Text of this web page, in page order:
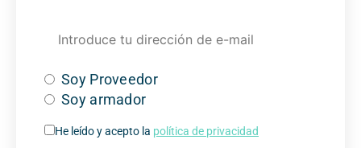
Soy Proveedor
Soy armador
He leído y acepto la política de privacidad